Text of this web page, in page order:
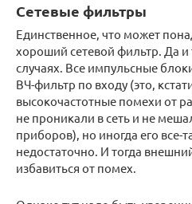
Сетевые фильтры
Единственное, что может
хороший сетевой фильтр. Да и
случаях. Все импульсные
ВЧ-фильтр по входу (это,
высокочастотные помехи от
не проникали в сеть и не
приборов), но иногда его все-
недостаточно. И тогда
избавиться от помех.